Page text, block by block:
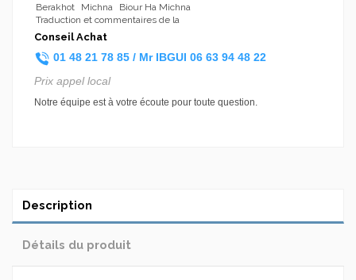
Berakhot Michna
Biour Ha Michna
Traduction et commentaires de la
Conseil Achat
01 48 21 78 85 / Mr IBGUI 06 63 94 48 22
Prix appel local
Notre équipe est à votre écoute pour toute question.
Description
Détails du produit